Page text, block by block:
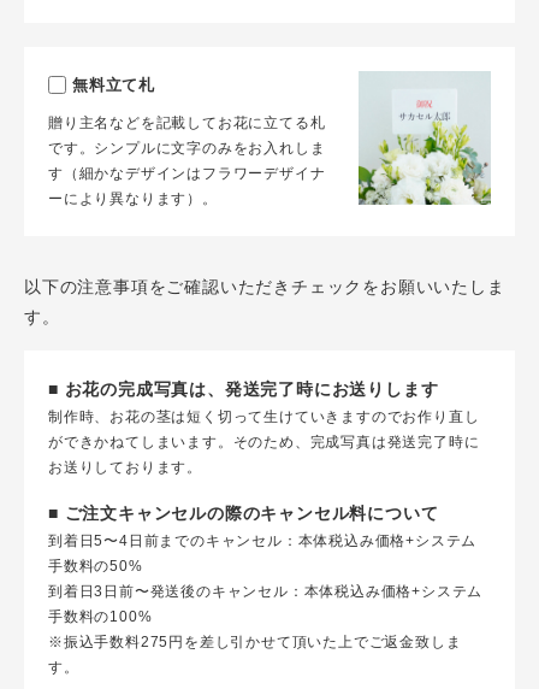
無料立て札
贈り主名などを記載してお花に立てる札
です。シンプルに文字のみをお入れしま
す（細かなデザインはフラワーデザイナ
ーにより異なります）。
以下の注意事項をご確認いただきチェックをお願いいたしま
す。
■ お花の完成写真は、発送完了時にお送りします
制作時、お花の茎は短く切って生けていきますのでお作り直し
ができかねてしまいます。そのため、完成写真は発送完了時に
お送りしております。
■ ご注文キャンセルの際のキャンセル料について
到着日5〜4日前までのキャンセル：本体税込み価格+システム
手数料の50%
到着日3日前〜発送後のキャンセル：本体税込み価格+システム
手数料の100%
※振込手数料275円を差し引かせて頂いた上でご返金致しま
す。